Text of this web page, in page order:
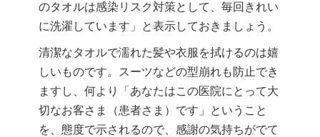
のタオルは感染リスク対策として、毎回きれい
に洗濯しています」と表示しておきましょう。
清潔なタオルで濡れた髪や衣服を拭けるのは嬉
しいものです。スーツなどの型崩れも防止でき
ますし、何より「あなたはこの医院にとって大
切なお客さま（患者さま）です」ということ
を、態度で示されるので、感謝の気持ちがでて